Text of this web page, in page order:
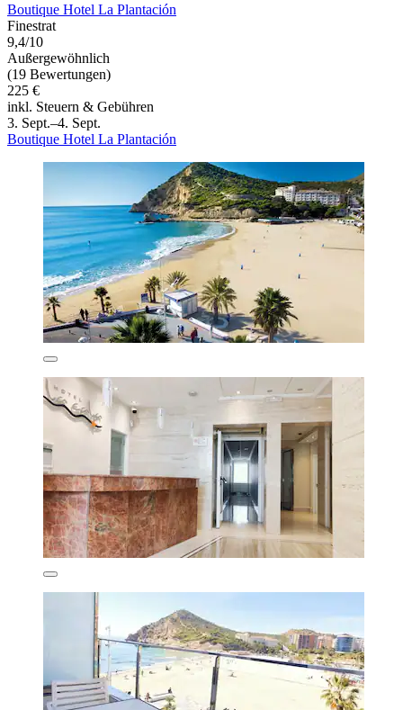
Boutique Hotel La Plantación
Finestrat
9,4/10
Außergewöhnlich
(19 Bewertungen)
225 €
inkl. Steuern & Gebühren
3. Sept.–4. Sept.
Boutique Hotel La Plantación